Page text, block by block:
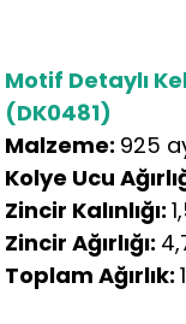
Motif Detaylı
(DK0481)
Malzeme: 925
Kolye Ucu
Zincir Kalınlığı:
Zincir Ağırlığı:
Toplam Ağırlık: